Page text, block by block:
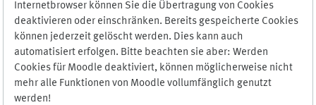
Internetbrowser können Sie die Übertragung von Cookies
deaktivieren oder einschränken. Bereits gespeicherte Cookies
können jederzeit gelöscht werden. Dies kann auch
automatisiert erfolgen. Bitte beachten sie aber: Werden
Cookies für Moodle deaktiviert, können möglicherweise nicht
mehr alle Funktionen von Moodle vollumfänglich genutzt
werden!